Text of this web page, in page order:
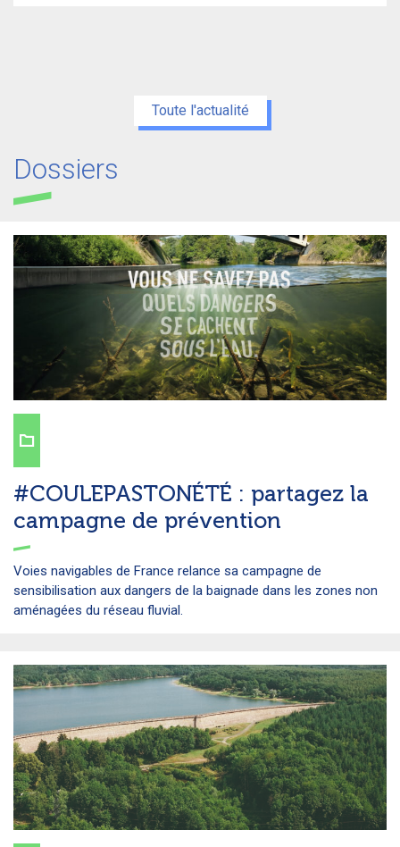
Toute l'actualité
Dossiers
#COULEPASTONÉTÉ : partagez la
campagne de prévention
Voies navigables de France relance sa campagne de
sensibilisation aux dangers de la baignade dans les zones non
aménagées du réseau fluvial.